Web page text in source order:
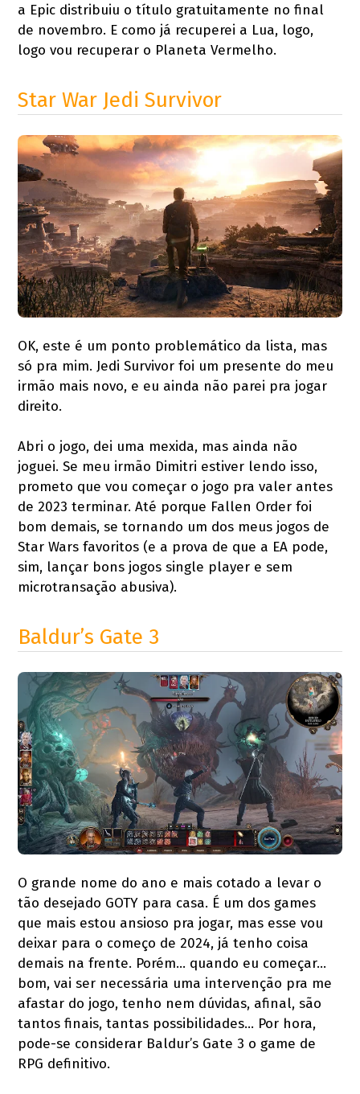
a Epic distribuiu o título gratuitamente no final
de novembro. E como já recuperei a Lua, logo,
logo vou recuperar o Planeta Vermelho.
Star War Jedi Survivor
OK, este é um ponto problemático da lista, mas
só pra mim. Jedi Survivor foi um presente do meu
irmão mais novo, e eu ainda não parei pra jogar
direito.
Abri o jogo, dei uma mexida, mas ainda não
joguei. Se meu irmão Dimitri estiver lendo isso,
prometo que vou começar o jogo pra valer antes
de 2023 terminar. Até porque Fallen Order foi
bom demais, se tornando um dos meus jogos de
Star Wars favoritos (e a prova de que a EA pode,
sim, lançar bons jogos single player e sem
microtransação abusiva).
Baldur’s Gate 3
O grande nome do ano e mais cotado a levar o
tão desejado GOTY para casa. É um dos games
que mais estou ansioso pra jogar, mas esse vou
deixar para o começo de 2024, já tenho coisa
demais na frente. Porém… quando eu começar…
bom, vai ser necessária uma intervenção pra me
afastar do jogo, tenho nem dúvidas, afinal, são
tantos finais, tantas possibilidades… Por hora,
pode-se considerar Baldur’s Gate 3 o game de
RPG definitivo.